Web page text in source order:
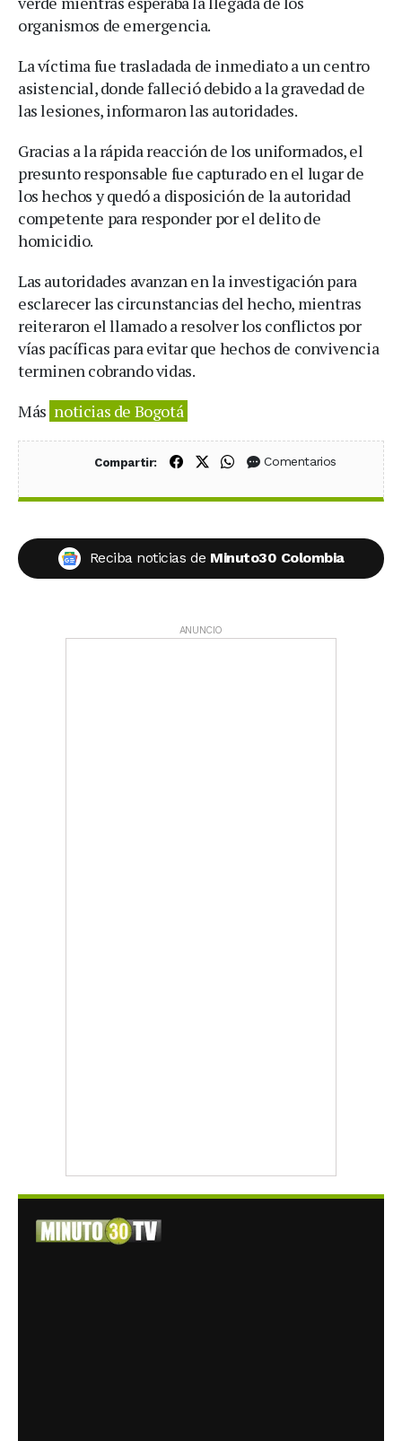
organismos de emergencia.
La víctima fue trasladada de inmediato a un centro
asistencial, donde falleció debido a la gravedad de
las lesiones, informaron las autoridades.
Gracias a la rápida reacción de los uniformados, el
presunto responsable fue capturado en el lugar de
los hechos y quedó a disposición de la autoridad
competente para responder por el delito de
homicidio.
Las autoridades avanzan en la investigación para
esclarecer las circunstancias del hecho, mientras
reiteraron el llamado a resolver los conflictos por
vías pacíficas para evitar que hechos de convivencia
terminen cobrando vidas.
Más noticias de Bogotá
Compartir: Compartir en Facebook
Compartir en X (Twitter)
Compartir en WhatsApp
Comentarios
Reciba noticias de Minuto30 Colombia
ANUNCIO